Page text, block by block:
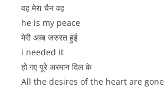
वह मेरा चैन वह
he is my peace
मेरी अब्ब जरुरत हुई
i needed it
हो गए पूरे अरमान दिल के
All the desires of the heart are gone